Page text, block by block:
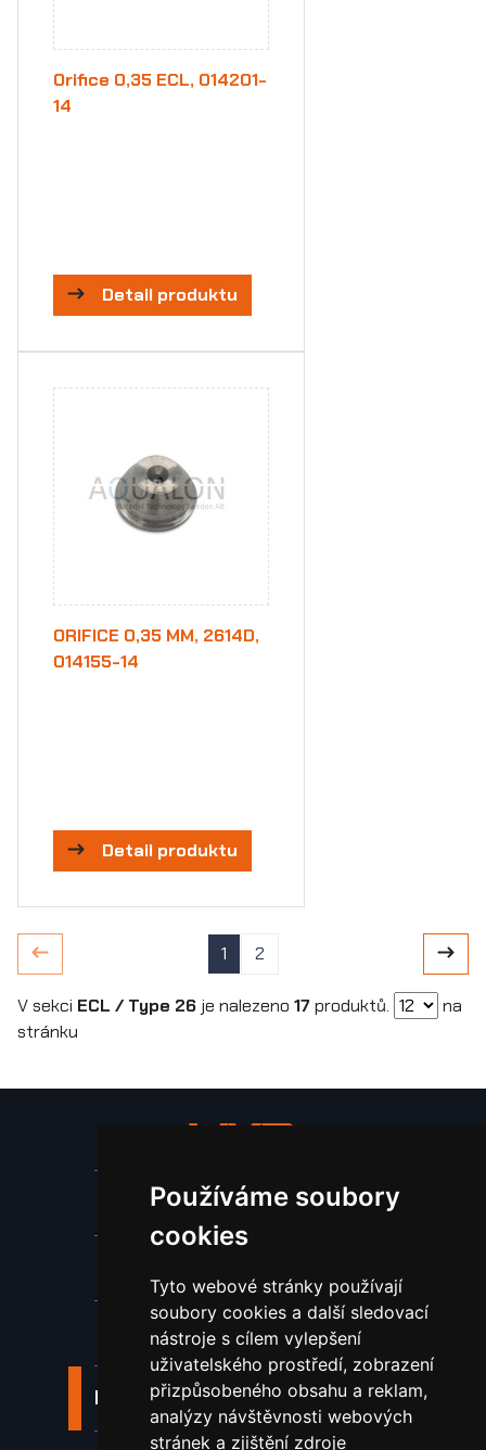
Používáme soubory
cookies
Tyto webové stránky používají
soubory cookies a další sledovací
nástroje s cílem vylepšení
uživatelského prostředí, zobrazení
přizpůsobeného obsahu a reklam,
analýzy návštěvnosti webových
stránek a zjištění zdroje
Orifice 0,35 ECL, 014201-
14
Detail produktu
ORIFICE 0,35 MM, 2614D,
014155-14
Detail produktu
1 2
V sekci ECL / Type 26 je nalezeno 17produktů.
na
stránku
Stroje a zařízení
Spotřební materiál a nástroje
Náhradní díly pro vodní paprsek